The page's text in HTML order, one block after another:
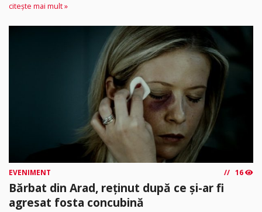
citește mai mult »
EVENIMENT 16
Bărbat din Arad, reținut după ce și-ar fi
agresat fosta concubină